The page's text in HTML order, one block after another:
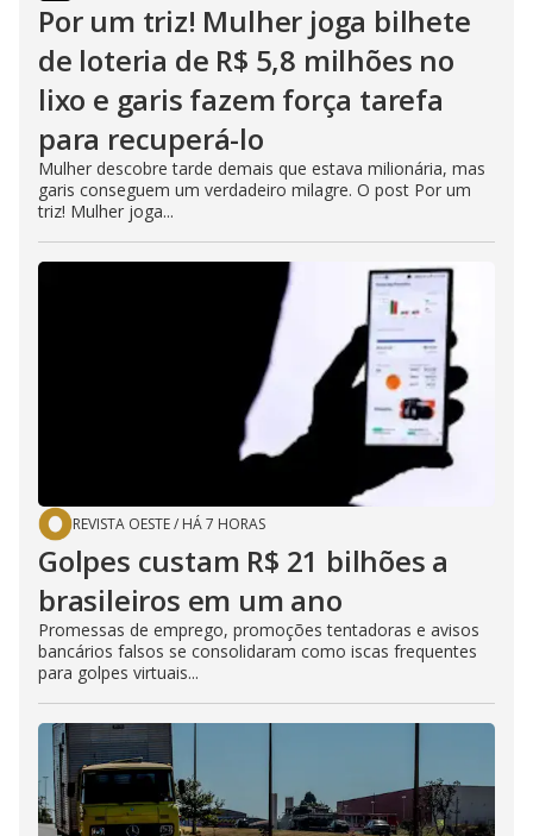
Por um triz! Mulher joga bilhete
de loteria de R$ 5,8 milhões no
lixo e garis fazem força tarefa
para recuperá-lo
Mulher descobre tarde demais que estava milionária, mas
garis conseguem um verdadeiro milagre. O post Por um
triz! Mulher joga...
REVISTA OESTE/ HÁ 7 HORAS
Golpes custam R$ 21 bilhões a
brasileiros em um ano
Promessas de emprego, promoções tentadoras e avisos
bancários falsos se consolidaram como iscas frequentes
para golpes virtuais...